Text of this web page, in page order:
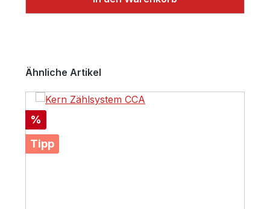
Produktgalerie überspringen
Ähnliche Artikel
Rabatt
%
Tipp